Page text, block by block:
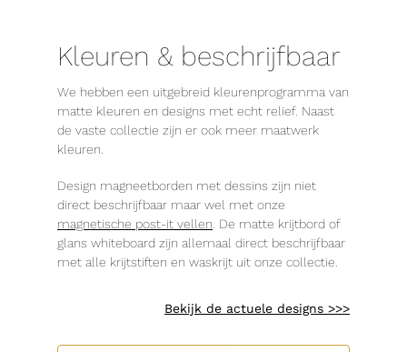
Kleuren & beschrijfbaar
We hebben een uitgebreid kleurenprogramma van
matte kleuren en designs met echt relief. Naast
de vaste collectie zijn er ook meer maatwerk
kleuren.
Design magneetborden met dessins zijn niet
direct beschrijfbaar maar wel met onze
magnetische post-it vellen . De matte krijtbord of
glans whiteboard zijn allemaal direct beschrijfbaar
met alle krijtstiften en waskrijt uit onze collectie.
Bekijk de actuele designs >>>